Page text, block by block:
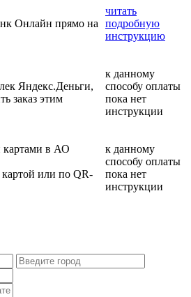
Онлайн прямо на
читать
подробную
инструкцию
Яндекс.Деньги,
заказ этим
к данному
способу оплаты
пока нет
инструкции
картами в АО
или по QR-
к данному
способу оплаты
пока нет
инструкции